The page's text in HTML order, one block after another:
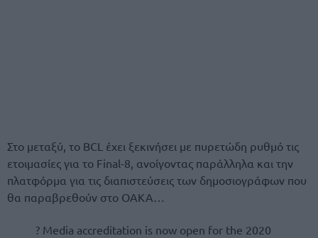
Στο μεταξύ, το BCL έχει ξεκινήσει με πυρετώδη ρυθμό τις
ετοιμασίες για το Final-8, ανοίγοντας παράλληλα και την
πλατφόρμα για τις διαπιστεύσεις των δημοσιογράφων που
θα παραβρεθούν στο ΟΑΚΑ…
? Media accreditation is now open for the 2020